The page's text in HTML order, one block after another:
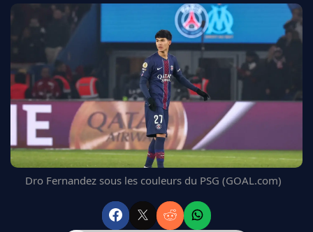
MERCATO
CDM 2026
EDF
PSG
LIGUE 1
REAL MADRID
FC BARCELONE
MANCHESTER UNITED
CHELSEA
ARSENAL
L'AVIS DE LA RÉDAC'
Dro Fernandez sous les couleurs du PSG (GOAL.com)